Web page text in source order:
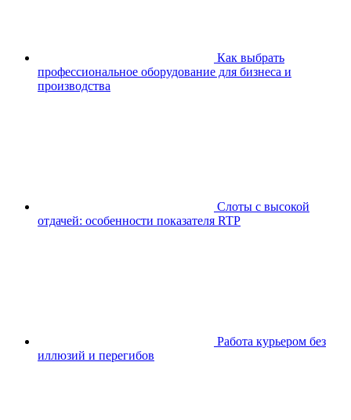
Как выбрать
профессиональное оборудование для бизнеса и
производства
Слоты с высокой
отдачей: особенности показателя RTP
Работа курьером без
иллюзий и перегибов